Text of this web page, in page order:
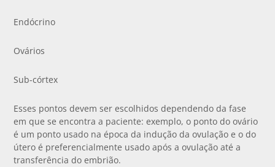
Endócrino
Ovários
Sub-córtex
Esses pontos devem ser escolhidos dependendo da fase
em que se encontra a paciente: exemplo, o ponto do ovário
é um ponto usado na época da indução da ovulação e o do
útero é preferencialmente usado após a ovulação até a
transferência do embrião.